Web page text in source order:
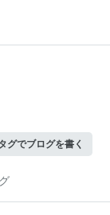
グでブログを書く